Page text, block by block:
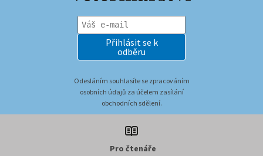
Přihlásit se k
odběru
Odesláním souhlasíte se zpracováním
osobních údajů za účelem zasílání
obchodních sdělení.
Pro čtenáře